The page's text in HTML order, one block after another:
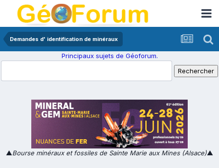
Demandes d' identification de minéraux
Principaux sujets de Géoforum.
▲Bourse minéraux et fossiles de Sainte Marie aux Mines (Alsace)▲